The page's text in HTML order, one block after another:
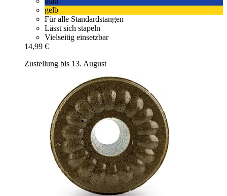
gelb
Für alle Standardstangen
Lässt sich stapeln
Vielseitig einsetzbar
14,99 €
Zustellung bis 13. August